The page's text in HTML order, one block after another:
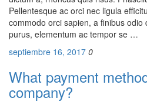
Pellentesque ac orci nec ligula
commodo orci sapien, a finibus odio
purus, elementum ac tempor se …
septiembre 16, 2017 0
What payment
company?